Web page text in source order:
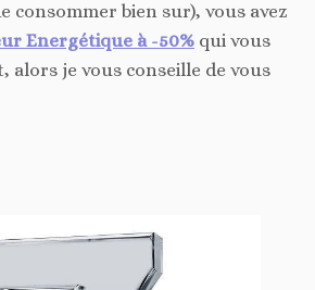
consommer bien sur), vous avez
Energétique à -50% qui vous
alors je vous conseille de vous